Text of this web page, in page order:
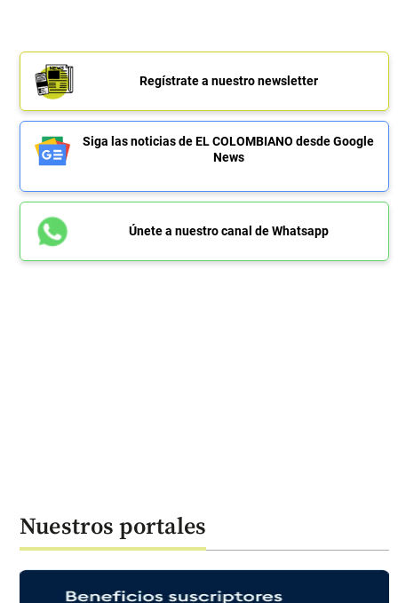
Regístrate a nuestro newsletter
Siga las noticias de EL COLOMBIANO desde Google
News
Únete a nuestro canal de Whatsapp
Nuestros portales